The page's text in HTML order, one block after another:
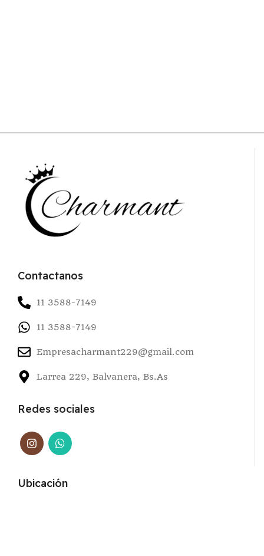
Contactanos
11 3588-7149
11 3588-7149
Empresacharmant229@gmail.com
Larrea 229, Balvanera, Bs.As
Redes sociales
Ubicación